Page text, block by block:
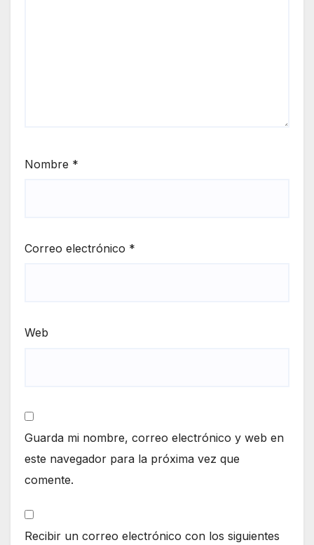
Nombre *
Correo electrónico *
Web
Guarda mi nombre, correo electrónico y web en
este navegador para la próxima vez que
comente.
Recibir un correo electrónico con los siguientes